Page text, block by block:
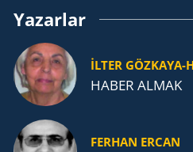
Yazarlar
İLTER GÖZKAYA-
HABER ALMAK
FERHAN ERCAN